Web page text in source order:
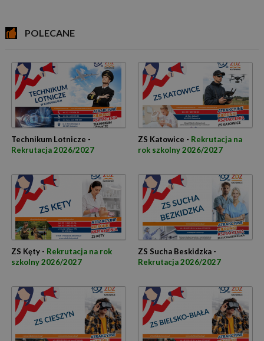
POLECANE
Technikum Lotnicze -
Rekrutacja 2026/2027
ZS Katowice - Rekrutacja na
rok szkolny 2026/2027
ZS Kęty - Rekrutacja na rok
szkolny 2026/2027
ZS Sucha Beskidzka -
Rekrutacja 2026/2027